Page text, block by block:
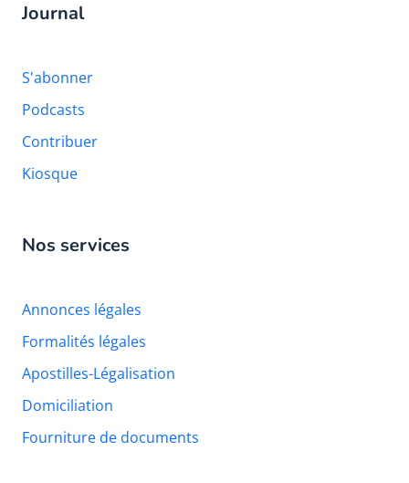
Journal
S'abonner
Podcasts
Contribuer
Kiosque
Nos services
Annonces légales
Formalités légales
Apostilles-Légalisation
Domiciliation
Fourniture de documents